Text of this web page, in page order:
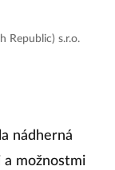
Republic) s.r.o.
nádherná
a možnostmi